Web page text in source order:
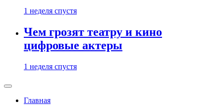
1 неделя спустя
Чем грозят театру и кино
цифровые актеры
1 неделя спустя
Главная